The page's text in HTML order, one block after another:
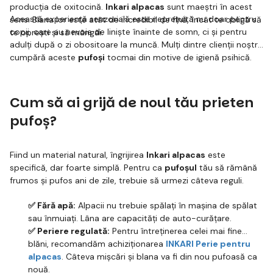
producția de oxitocină. Inkari alpacas sunt maeștri în acest
sens. Blana lor este atât de incredibil de fină, încât te obligă să
te oprești și să mângâi.
Această experiență senzorială este neprețuită nu doar pentru
copii, care au nevoie de liniște înainte de somn, ci și pentru
adulți după o zi obositoare la muncă. Mulți dintre clienții noștri
cumpără aceste pufoși tocmai din motive de igienă psihică.
Cum să ai grijă de noul tău prieten
pufoș?
Fiind un material natural, îngrijirea Inkari alpacas este
specifică, dar foarte simplă. Pentru ca pufoșul tău să rămână
frumos și pufos ani de zile, trebuie să urmezi câteva reguli.
✅ Fără apă: Alpacii nu trebuie spălați în mașina de spălat
sau înmuiați. Lâna are capacități de auto-curățare.
✅ Periere regulată: Pentru întreținerea celei mai fine
blăni, recomandăm achiziționarea INKARI Perie pentru
alpacas. Câteva mișcări și blana va fi din nou pufoasă ca
nouă.